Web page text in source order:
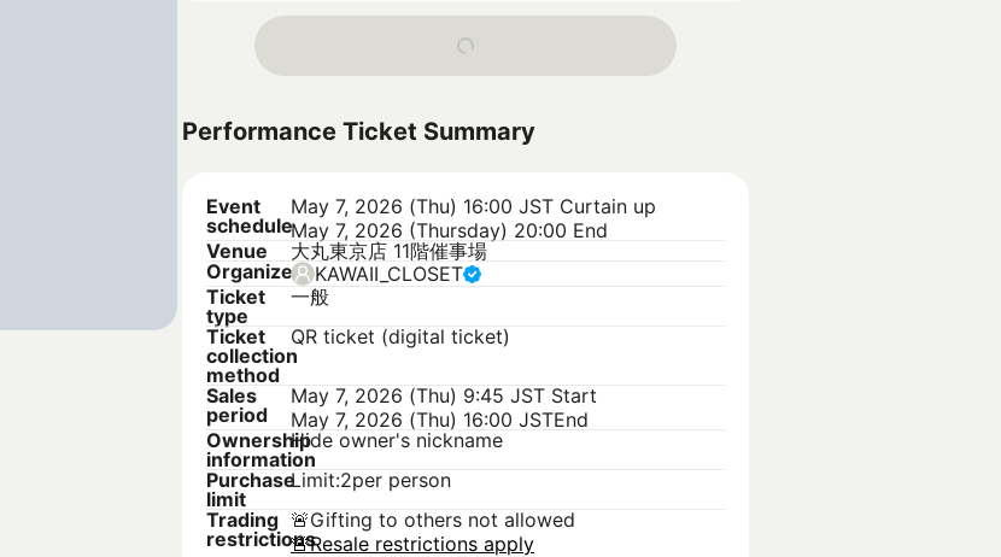
Performance Ticket Summary
Event
schedule
May 7, 2026 (Thu) 16:00 JST Curtain up
May 7, 2026 (Thursday) 20:00 End
Venue
大丸東京店 11階催事場
Organizer KAWAII_CLOSET
Ticket
type
一般
Ticket
collection
method
QR ticket (digital ticket)
Sales
period
May 7, 2026 (Thu) 9:45 JST Start
May 7, 2026 (Thu) 16:00 JSTEnd
Ownership
information
Hide owner's nickname
Purchase
limit
Limit:2per person
Trading
restrictions
🚨Gifting to others not allowed
🚨Resale restrictions apply